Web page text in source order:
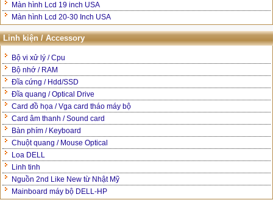
Màn hình Lcd 19 inch USA
Màn hình Lcd 20-30 Inch USA
Linh kiện / Accessory
Bộ vi xử lý / Cpu
Bộ nhớ / RAM
Đĩa cứng / Hdd/SSD
Đĩa quang / Optical Drive
Card đồ họa / Vga card tháo máy bộ
Card âm thanh / Sound card
Bàn phím / Keyboard
Chuột quang / Mouse Optical
Loa DELL
Linh tinh
Nguồn 2nd Like New từ Nhật Mỹ
Mainboard máy bộ DELL-HP